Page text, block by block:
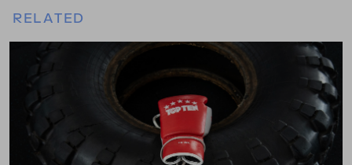
RELATED